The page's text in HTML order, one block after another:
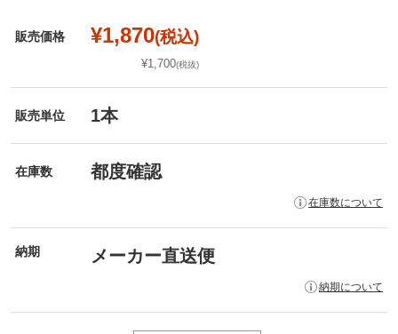
販売価格 ¥1,870(税込)
¥1,700(税抜)
販売単位 1本
在庫数 都度確認
在庫数について
納期 メーカー直送便
納期について